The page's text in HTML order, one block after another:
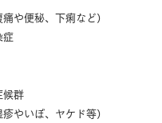
や便秘、下痢など）
症
候群
やいぼ、ヤケド等）